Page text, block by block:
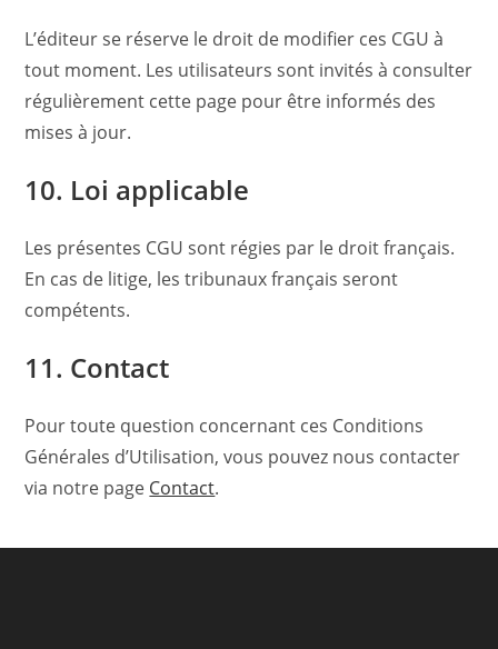
L’éditeur se réserve le droit de modifier ces CGU à
tout moment. Les utilisateurs sont invités à consulter
régulièrement cette page pour être informés des
mises à jour.
10. Loi applicable
Les présentes CGU sont régies par le droit français.
En cas de litige, les tribunaux français seront
compétents.
11. Contact
Pour toute question concernant ces Conditions
Générales d’Utilisation, vous pouvez nous contacter
via notre page Contact.